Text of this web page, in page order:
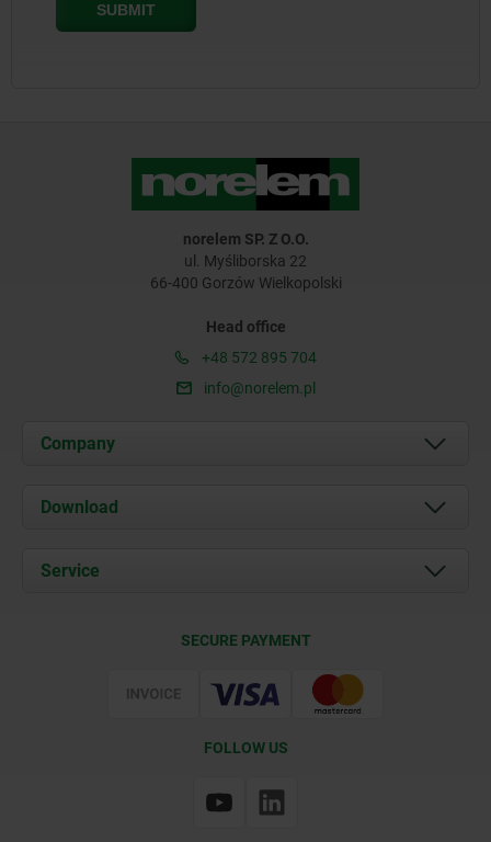
norelem SP. Z O.O.
ul. Myśliborska 22
66-400 Gorzów Wielkopolski
Head office
+48 572 895 704
info@norelem.pl
Company
About us
Contact
Download
Documents
Service
SECURE PAYMENT
FOLLOW US